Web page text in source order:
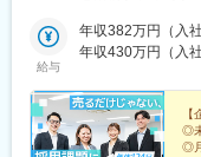
給与
年収382万円（入社
年収430万円（入社
◎
◎